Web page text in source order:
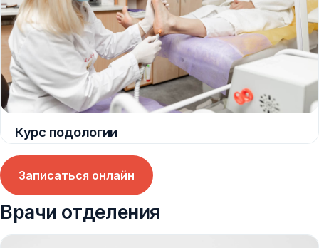
Курс подологии
Записаться онлайн
Врачи отделения